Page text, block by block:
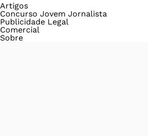
Artigos
Concurso Jovem Jornalista
Publicidade Legal
Comercial
Sobre